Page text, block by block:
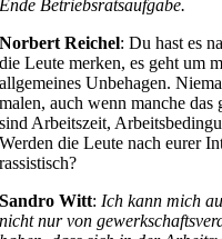
Ende Betriebsratsaufgabe.
Norbert Reichel: Du hast es
die Leute merken, es geht um
allgemeines Unbehagen.
malen, auch wenn manche
sind Arbeitszeit,
Werden die Leute nach eurer
rassistisch?
Sandro Witt: Ich kann mich
nicht nur von